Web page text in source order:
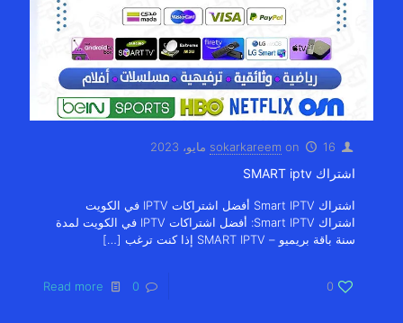
sokarkareem on 16 مايو، 2023
اشتراك SMART iptv
اشتراك Smart IPTV أفضل اشتراكات IPTV في الكويت
اشتراك Smart IPTV: أفضل اشتراكات IPTV في الكويت لمدة
سنة باقة بريميو – SMART IPTV إذا كنت ترغب
[…]
0
0
Read more